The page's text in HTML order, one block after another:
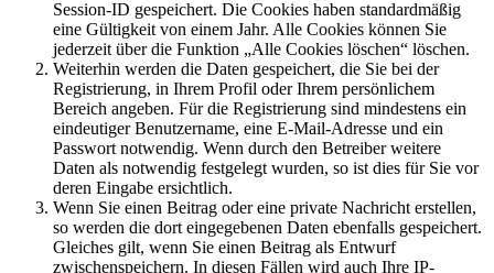
Session-ID gespeichert. Die Cookies haben standardmäßig
eine Gültigkeit von einem Jahr. Alle Cookies können Sie
jederzeit über die Funktion „Alle Cookies löschen“ löschen.
Weiterhin werden die Daten gespeichert, die Sie bei der
Registrierung, in Ihrem Profil oder Ihrem persönlichem
Bereich angeben. Für die Registrierung sind mindestens ein
eindeutiger Benutzername, eine E-Mail-Adresse und ein
Passwort notwendig. Wenn durch den Betreiber weitere
Daten als notwendig festgelegt wurden, so ist dies für Sie vor
deren Eingabe ersichtlich.
Wenn Sie einen Beitrag oder eine private Nachricht erstellen,
so werden die dort eingegebenen Daten ebenfalls gespeichert.
Gleiches gilt, wenn Sie einen Beitrag als Entwurf
zwischenspeichern. In diesen Fällen wird auch Ihre IP-